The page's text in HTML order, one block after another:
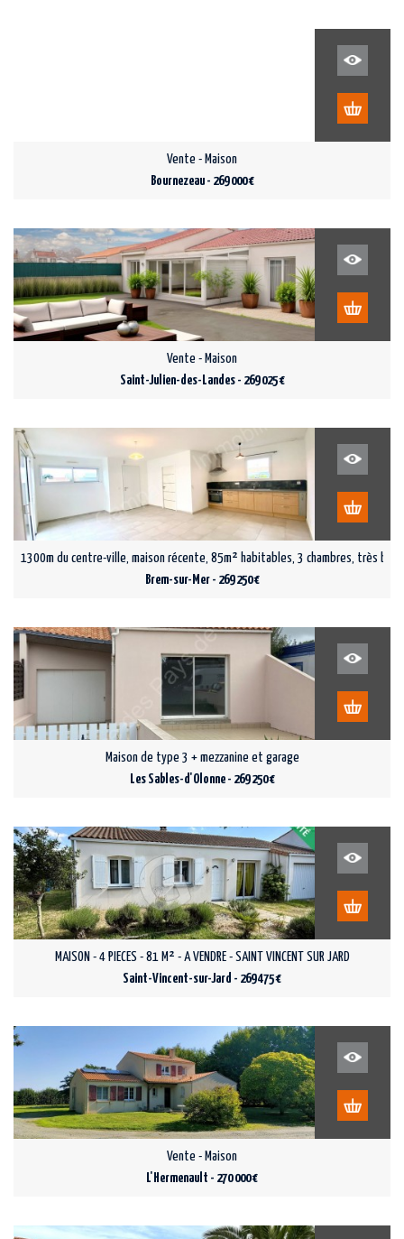
Vente - Maison
Bournezeau - 269 000 €
Vente - Maison
Saint-Julien-des-Landes - 269 025 €
1300m du centre-ville, maison récente, 85m² habitables, 3 chambres, très
Brem-sur-Mer - 269 250 €
Maison de type 3 + mezzanine et garage
Les Sables-d'Olonne - 269 250 €
MAISON - 4 PIECES - 81 M² - A VENDRE - SAINT VINCENT SUR JARD
Saint-Vincent-sur-Jard - 269 475 €
Vente - Maison
L'Hermenault - 270 000 €